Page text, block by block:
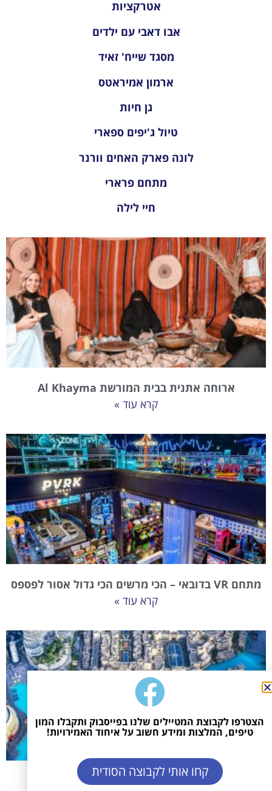
אטרקציות
אבו דאבי עם ילדים
מסגד שייח' זאיד
ארמון אמיראטס
גן חיות
טיול ג'יפים ספארי
לונה פארק האחים וורנר
מתחם פרארי
חיי לילה
ארוחה אתנית בבית המורשת Al Khayma
קרא עוד »
מתחם VR בדובאי – הכי מרשים הכי גדול אסור לפספס
קרא עוד »
דובאי למשפחות
הצטרפו לקבוצת המטיילים שלנו בפייסבוק ותקבלו המון
טיפים, המלצות ומידע חשוב על איחוד האמירויות!
קחו אותי לקבוצה הסודית